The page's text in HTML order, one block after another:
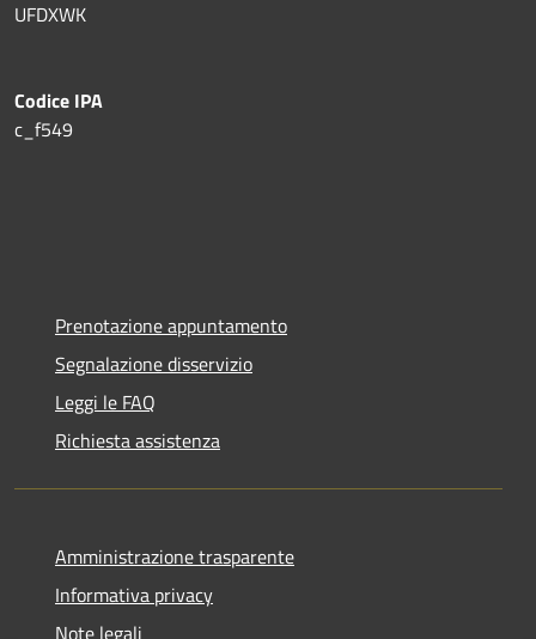
UFDXWK
Codice IPA
c_f549
Prenotazione appuntamento
Segnalazione disservizio
Leggi le FAQ
Richiesta assistenza
Amministrazione trasparente
Informativa privacy
Note legali